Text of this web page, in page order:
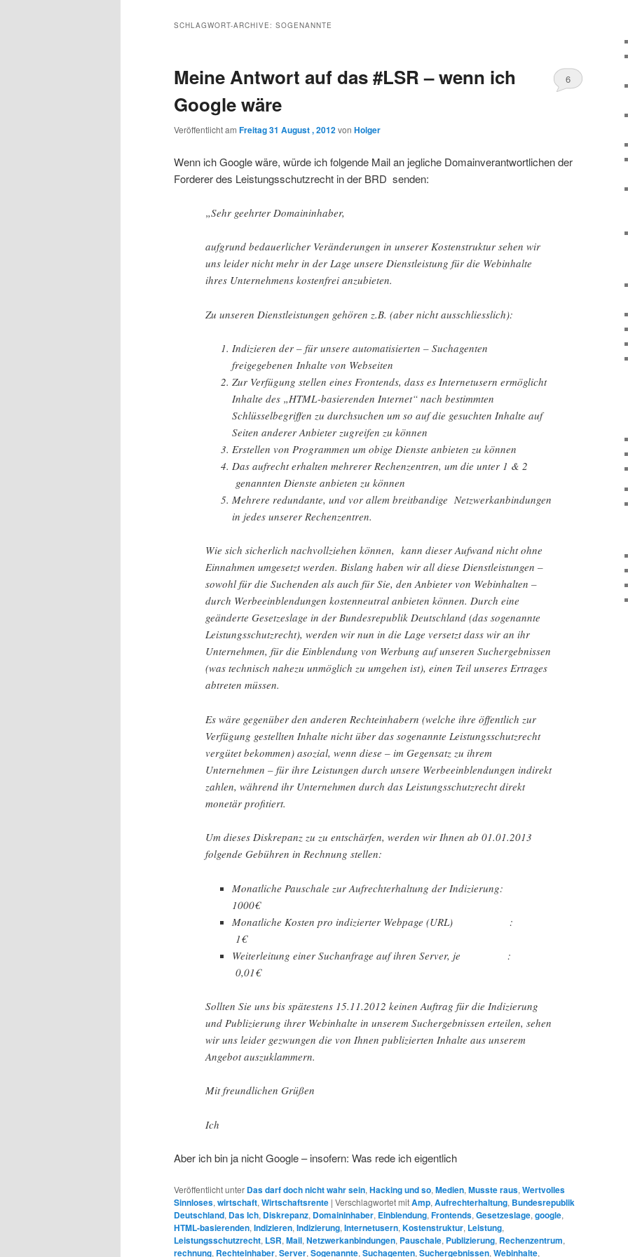
wechseln
SCHLAGWORT-ARCHIVE: SOGENANNTE
Meine Antwort auf das #LSR – wenn ich
Google wäre
Veröffentlicht am Freitag 31 August , 2012von Holger
6
Wenn ich Google wäre, würde ich folgende Mail an jegliche Domainverantwortlichen der
Forderer des Leistungsschutzrecht in der BRD senden:
„Sehr geehrter Domaininhaber,
aufgrund bedauerlicher Veränderungen in unserer Kostenstruktur sehen wir
uns leider nicht mehr in der Lage unsere Dienstleistung für die Webinhalte
ihres Unternehmens kostenfrei anzubieten.
Zu unseren Dienstleistungen gehören z.B. (aber nicht ausschliesslich):
Indizieren der – für unsere automatisierten – Suchagenten
freigegebenen Inhalte von Webseiten
Zur Verfügung stellen eines Frontends, dass es Internetusern ermöglicht
Inhalte des „HTML-basierenden Internet“ nach bestimmten
Schlüsselbegriffen zu durchsuchen um so auf die gesuchten Inhalte auf
Seiten anderer Anbieter zugreifen zu können
Erstellen von Programmen um obige Dienste anbieten zu können
Das aufrecht erhalten mehrerer Rechenzentren, um die unter 1 & 2
genannten Dienste anbieten zu können
Mehrere redundante, und vor allem breitbandige Netzwerkanbindungen
in jedes unserer Rechenzentren.
Wie sich sicherlich nachvollziehen können, kann dieser Aufwand nicht ohne
Einnahmen umgesetzt werden. Bislang haben wir all diese Dienstleistungen –
sowohl für die Suchenden als auch für Sie, den Anbieter von Webinhalten –
durch Werbeeinblendungen kostenneutral anbieten können. Durch eine
geänderte Gesetzeslage in der Bundesrepublik Deutschland (das sogenannte
Leistungsschutzrecht), werden wir nun in die Lage versetzt dass wir an ihr
Unternehmen, für die Einblendung von Werbung auf unseren Suchergebnissen
(was technisch nahezu unmöglich zu umgehen ist), einen Teil unseres Ertrages
abtreten müssen.
Es wäre gegenüber den anderen Rechteinhabern (welche ihre öffentlich zur
Verfügung gestellten Inhalte nicht über das sogenannte Leistungsschutzrecht
vergütet bekommen) asozial, wenn diese – im Gegensatz zu ihrem
Unternehmen – für ihre Leistungen durch unsere Werbeeinblendungen indirekt
zahlen, während ihr Unternehmen durch das Leistungsschutzrecht direkt
monetär profitiert.
Um dieses Diskrepanz zu zu entschärfen, werden wir Ihnen ab 01.01.2013
folgende Gebühren in Rechnung stellen:
Monatliche Pauschale zur Aufrechterhaltung der Indizierung:
1000€
Monatliche Kosten pro indizierter Webpage (URL) :
1€
Weiterleitung einer Suchanfrage auf ihren Server, je :
0,01€
Sollten Sie uns bis spätestens 15.11.2012 keinen Auftrag für die Indizierung
und Publizierung ihrer Webinhalte in unserem Suchergebnissen erteilen, sehen
wir uns leider gezwungen die von Ihnen publizierten Inhalte aus unserem
Angebot auszuklammern.
Mit freundlichen Grüßen
Ich
Aber ich bin ja nicht Google – insofern: Was rede ich eigentlich
Veröffentlicht unter Das darf doch nicht wahr sein,Hacking und so,Medien,Musste raus,Wertvolles
Sinnloses,wirtschaft,Wirtschaftsrente | Verschlagwortet mitAmp,Aufrechterhaltung, Bundesrepublik
Deutschland, Das Ich, Diskrepanz, Domaininhaber, Einblendung,Frontends,Gesetzeslage,google,
HTML-basierenden,Indizieren,Indizierung,Internetusern,Kostenstruktur, Leistung,
Leistungsschutzrecht, LSR,Mail,Netzwerkanbindungen, Pauschale, Publizierung, Rechenzentrum,
rechnung, Rechteinhaber,Server,Sogenannte,Suchagenten,Suchergebnissen,Webinhalte,